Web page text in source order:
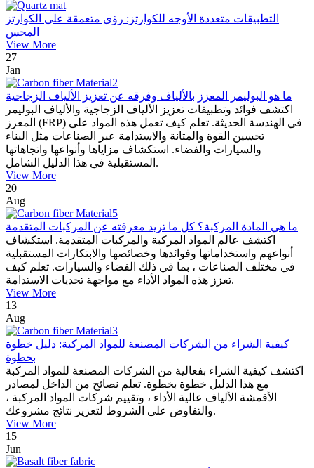
التطبيقات متعددة الأوجه للكوارتز: رؤى متعمقة على الكوارتز
المحس
View More
27
Jan
ما هو البوليمر المعزز بالألياف وفرقه عن تعزيز الألياف الزجاجية
اكتشف فوائد وتطبيقات تعزيز الألياف الزجاجية والألياف البوليمر
المعزز (FRP) في الهندسة الحديثة. تعلم كيف تعمل هذه المواد على
تحسين القوة والمتانة والاستدامة عبر الصناعات مثل البناء
والسيارات والفضاء. استكشاف مزاياها وأنواعها واتجاهاتها
المستقبلية في هذا الدليل الشامل.
View More
20
Aug
ما هي المادة المركبة؟ كل ما تريد معرفته عن المركبات المتقدمة
اكتشف عالم المواد المركبة والمركبات المتقدمة. استكشاف
أنواعهم واستخداماتها وفوائدها وخصائصها والابتكارات المستقبلية
في مختلف الصناعات ، بما في ذلك الفضاء والسيارات. تعلم كيف
تعزز هذه المواد الأداء مع مواجهة تحديات الاستدامة.
View More
13
Aug
كيفية الشراء من الشركات المصنعة للمواد المركبة: دليل خطوة
بخطوة
اكتشف كيفية الشراء بفعالية من الشركات المصنعة للمواد المركبة
مع هذا الدليل خطوة بخطوة. تعلم نصائح من الداخل لمصادر
الأقمشة الألياف عالية الأداء ، وتقييم شركات المواد المركبة ،
والتفاوض على الشروط لتعزيز نتائج مشروعك.
View More
15
Jun